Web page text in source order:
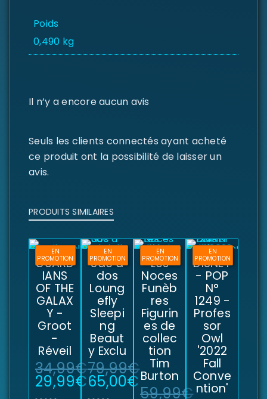
Poids
0,490 kg
Il n’y a encore aucun avis
Seuls les clients connectés ayant acheté
ce produit ont la possibilité de laisser un
avis.
PRODUITS SIMILAIRES
EN
PROMOTION
GUARD
IANS
OF THE
GALAX
Y -
Groot
-
Réveil
34,99€
29,99€
EN
PROMOTION
Sac à
dos
Loung
efly
Sleepi
ng
Beaut
y Exclu
79,99€
65,00€
EN
PROMOTION
Les
Noces
Funèb
res
Figurin
es de
collec
tion
Tim
Burton
59,99€
EN
PROMOTION
DISNEY
- POP
N°
1249 -
Profes
sor
Owl
'2022
Fall
Conve
ntion'